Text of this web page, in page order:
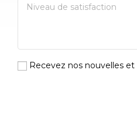
Recevez nos nouvelles